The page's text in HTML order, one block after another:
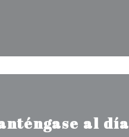
al día